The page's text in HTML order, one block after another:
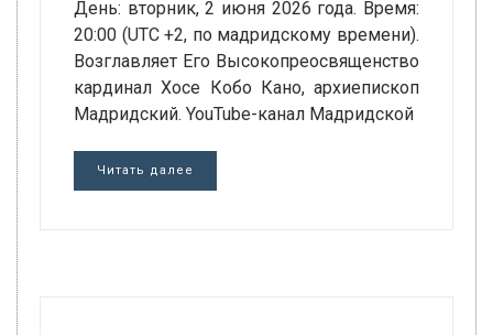
День: вторник, 2 июня 2026 года. Время:
20:00 (UTC +2, по мадридскому времени).
Возглавляет Его Высокопреосвященство
кардинал Хосе Кобо Кано, архиепископ
Мадридский. YouTube-канал Мадридской
Читать далее